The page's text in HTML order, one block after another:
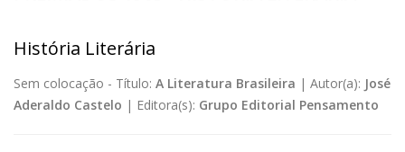
História Literária
Sem colocação - Título: A Literatura Brasileira | Autor(a): José
Aderaldo Castelo | Editora(s): Grupo Editorial Pensamento